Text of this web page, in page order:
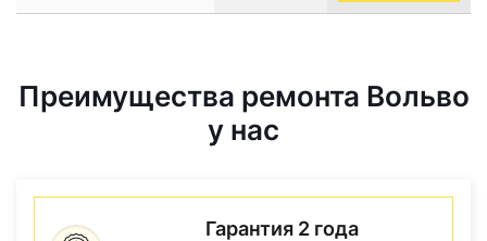
Преимущества ремонта Вольво
у нас
Гарантия 2 года